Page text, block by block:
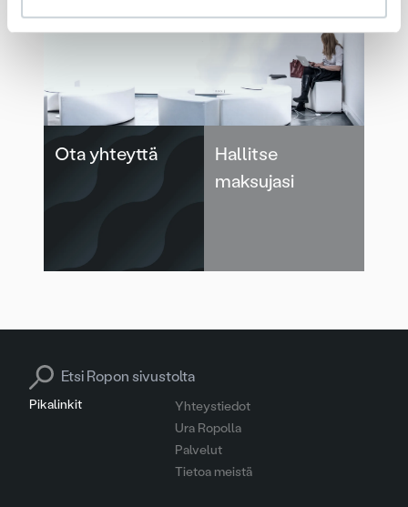
Soita meille
Ota yhteyttä
Hallitse
maksujasi
Pikalinkit
Yhteystiedot
Ura Ropolla
Palvelut
Tietoa meistä
Search for: